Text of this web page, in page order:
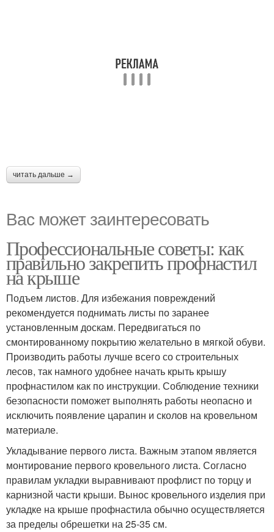
читать дальше →
Вас может заинтересовать
Профессиональные советы: как
правильно закрепить профнастил
на крыше
Подъем листов. Для избежания повреждений
рекомендуется поднимать листы по заранее
установленным доскам. Передвигаться по
смонтированному покрытию желательно в мягкой обуви.
Производить работы лучше всего со строительных
лесов, так намного удобнее начать крыть крышу
профнастилом как по инструкции. Соблюдение техники
безопасности поможет выполнять работы неопасно и
исключить появление царапин и сколов на кровельном
материале.
Укладывание первого листа. Важным этапом является
монтирование первого кровельного листа. Согласно
правилам укладки выравнивают профлист по торцу и
карнизной части крыши. Вынос кровельного изделия при
укладке на крыше профнастила обычно осуществляется
за пределы обрешетки на 25-35 см.